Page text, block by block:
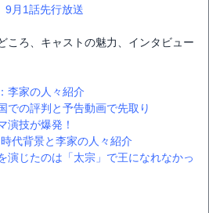
9月1話先行放送
ころ、キャストの魅力、インタビュー
李家の人々紹介
での評判と予告動画で先取り
演技が爆発！
代背景と李家の人々紹介
演じたのは「太宗」で王になれなかっ